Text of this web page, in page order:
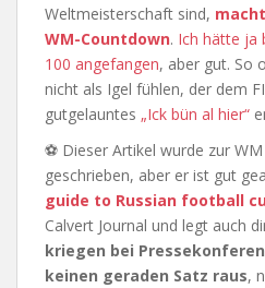
Weltmeisterschaft sind,
WM-Countdown. Ich hätte ja
100 angefangen, aber gut. So
nicht als Igel fühlen, der dem
gutgelauntes „Ick bün al hier“
⚽ Dieser Artikel wurde zur
geschrieben, aber er ist gut
guide to Russian football
Calvert Journal und legt auch
kriegen bei
keinen geraden Satz raus,